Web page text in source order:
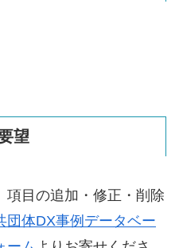
望
項目の追加・修正・削除
団体DX事例データベー